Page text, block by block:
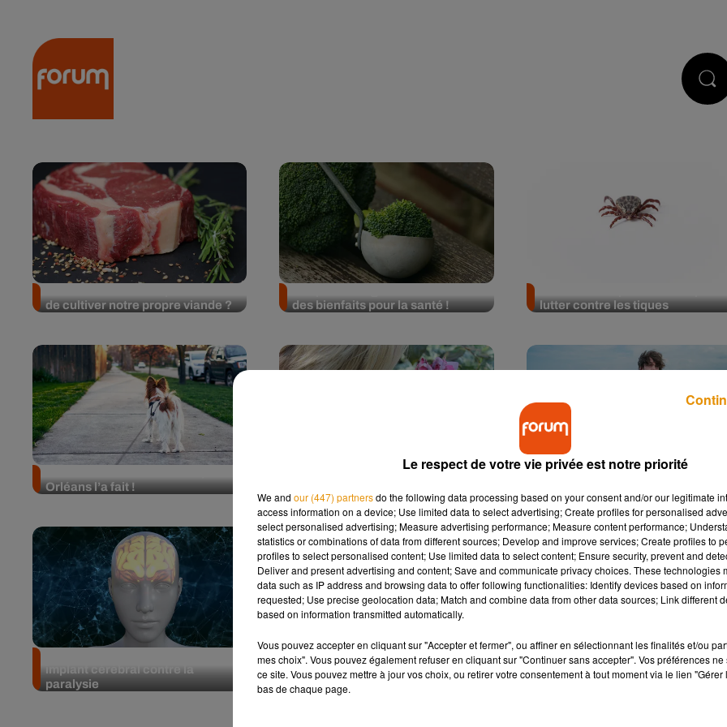
de cultiver notre propre viande ?
des bienfaits pour la santé !
lutter contre les tiques
Orléans l’a fait !
Un nouveau test d’odorat pour
The Ocean Cleanup rêve
implant cérébral contre la
paralysie
Des rêves plus intenses pour
mieux dormir ?
Le squelette de d’Artagnan
retrouvé ?
Le respect de votre vie privée est notre priorité
We and our (447) partnersdo the following data processing based on your consent and/or our legitimate
access information on a device; Use limited data to select advertising; Create profiles for personalised
select personalised advertising; Measure advertising performance; Measure content performance;
statistics or combinations of data from different sources; Develop and improve services; Create profiles to
profiles to select personalised content; Use limited data to select content; Ensure security, prevent and
Deliver and present advertising and content; Save and communicate privacy choices. These technologies
data such as IP address and browsing data to offer following functionalities: Identify devices based on
requested; Use precise geolocation data; Match and combine data from other data sources; Link different
based on information transmitted automatically.
Vous pouvez accepter en cliquant sur "Accepter et fermer", ou affiner en sélectionnant les finalités et/ou
mes choix". Vous pouvez également refuser en cliquant sur "Continuer sans accepter". Vos préférences
ce site. Vous pouvez mettre à jour vos choix, ou retirer votre consentement à tout moment via le lien
bas de chaque page.